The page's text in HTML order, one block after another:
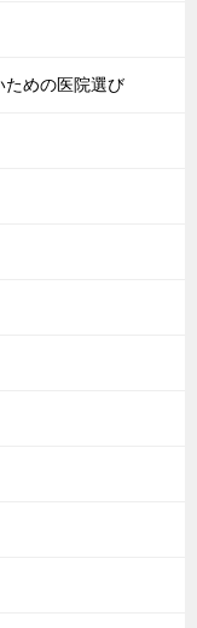
ための医院選び